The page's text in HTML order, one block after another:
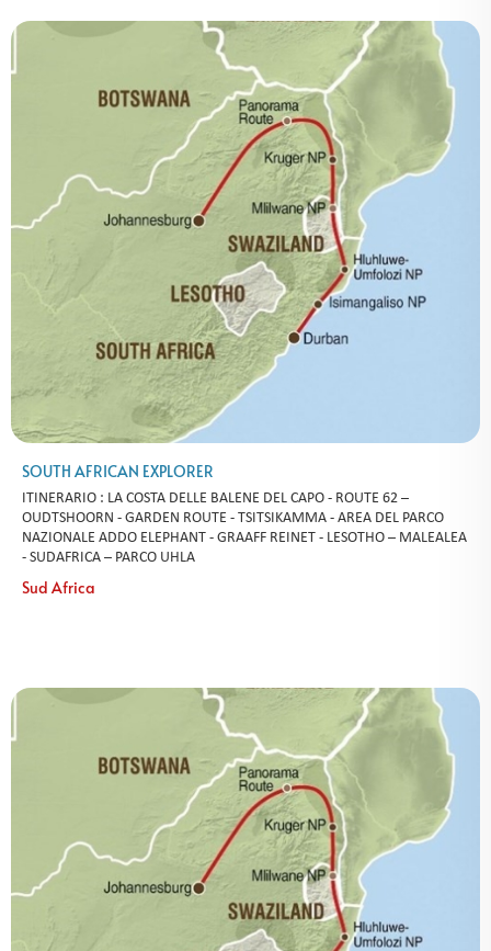
SOUTH AFRICAN EXPLORER
ITINERARIO : LA COSTA DELLE BALENE DEL CAPO - ROUTE 62 –
OUDTSHOORN - GARDEN ROUTE - TSITSIKAMMA - AREA DEL PARCO
NAZIONALE ADDO ELEPHANT - GRAAFF REINET - LESOTHO – MALEALEA
- SUDAFRICA – PARCO UHLA
Sud Africa